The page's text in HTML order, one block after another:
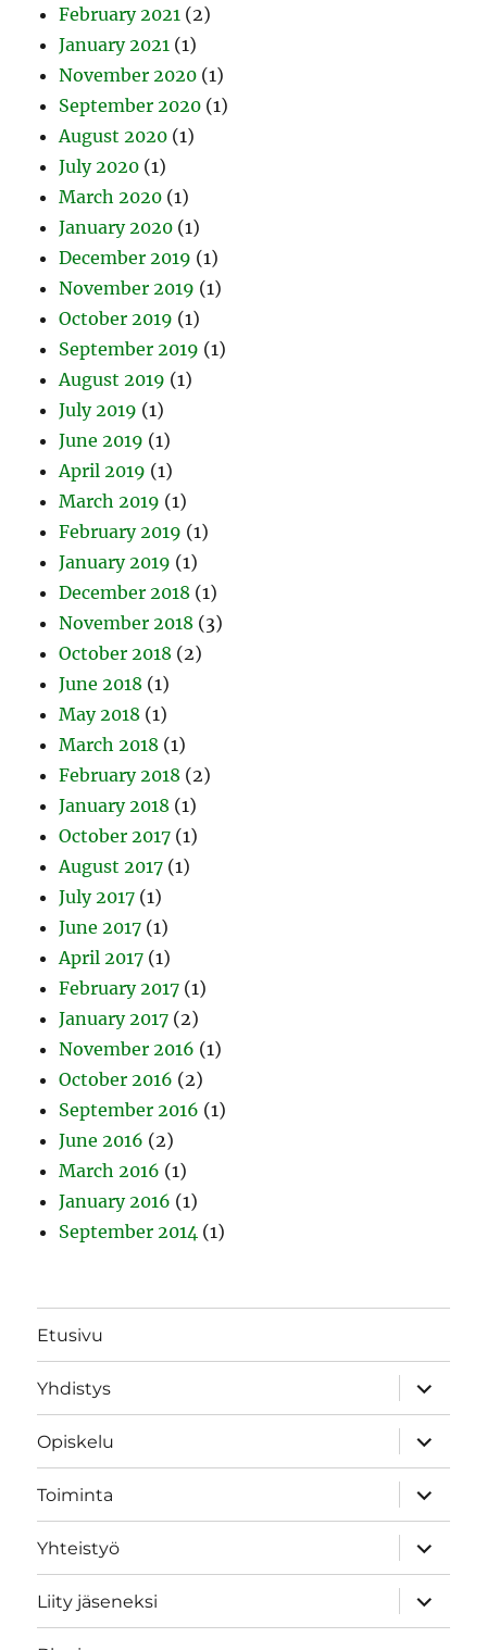
February 2021 (2)
January 2021 (1)
November 2020 (1)
September 2020 (1)
August 2020 (1)
July 2020 (1)
March 2020 (1)
January 2020 (1)
December 2019 (1)
November 2019 (1)
October 2019 (1)
September 2019 (1)
August 2019 (1)
July 2019 (1)
June 2019 (1)
April 2019 (1)
March 2019 (1)
February 2019 (1)
January 2019 (1)
December 2018 (1)
November 2018 (3)
October 2018 (2)
June 2018 (1)
May 2018 (1)
March 2018 (1)
February 2018 (2)
January 2018 (1)
October 2017 (1)
August 2017 (1)
July 2017 (1)
June 2017 (1)
April 2017 (1)
February 2017 (1)
January 2017 (2)
November 2016 (1)
October 2016 (2)
September 2016 (1)
June 2016 (2)
March 2016 (1)
January 2016 (1)
September 2014 (1)
Etusivu
Yhdistys
expand
child
menu
Opiskelu
expand
child
menu
Toiminta
expand
child
menu
Yhteistyö
expand
child
menu
Liity jäseneksi
expand
child
menu